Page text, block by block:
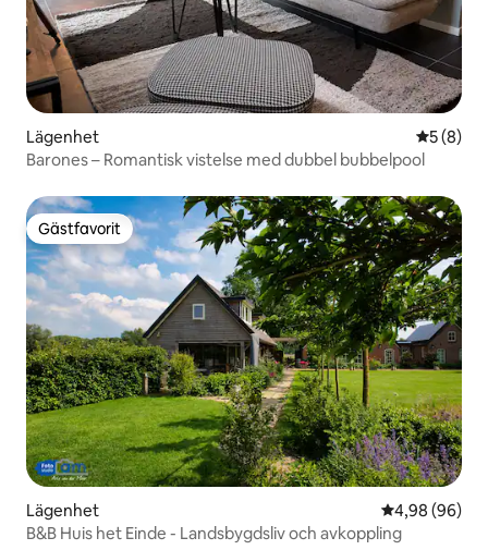
Lägenhet 5 av 5 i
5 (8)
Barones – Romantisk vistelse med dubbel bubbelpool
Gästfavorit
Gästfavorit
Lägenhet 4,98 av 5 i
4,98 (96)
B&B Huis het Einde - Landsbygdsliv och avkoppling